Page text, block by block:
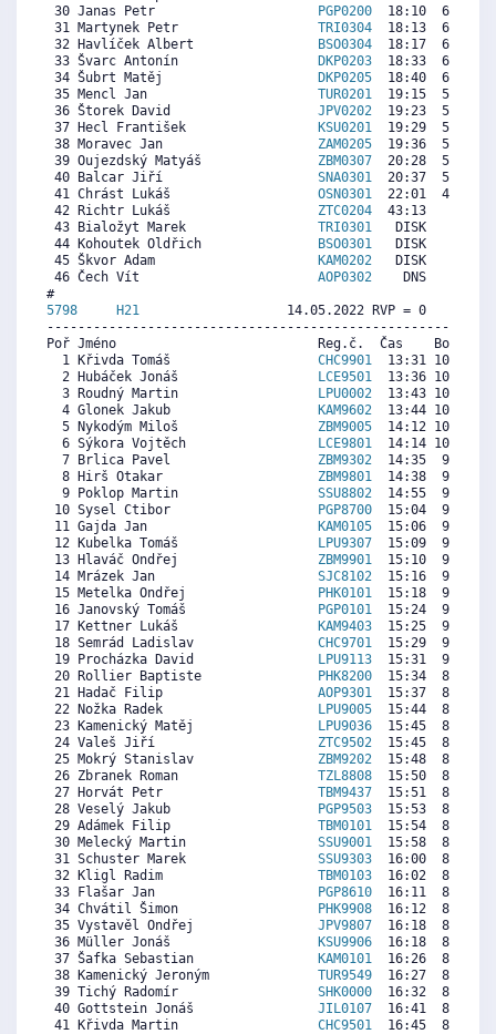
30 Janas Petr
PGP0200
18:10  6402
31 Martynek Petr TRI0304
18:13  6374
32 Havlíček Albert
BSO0304
18:17  6337
33 Švarc Antonín
DKP0203
18:33  6188
34 Šubrt Matěj
DKP0205
18:40  6123
35 Mencl Jan TUR0201
19:15  5798
36 Štorek David JPV0202
19:23  5723
37 Hecl František
KSU0201
19:29  5667
38 Moravec Jan ZAM0205
19:36  5602
39 Oujezdský Matyáš ZBM0307
20:28  5119
40 Balcar Jiří SNA0301
20:37  5035
41 Chrást Lukáš OSN0301
22:01  4254
42 Richtr Lukáš ZTC0204
43:13     0
43 Bialožyt Marek TRI0301
DISK     0
44 Kohoutek Oldřich
BSO0301
DISK     0
45 Škvor Adam
KAM0202
DISK     0
46 Čech Vít AOP0302
DNS     0
5798
H21
14.05.2022 RVP = 0     IP
Poř Jméno                          Reg.č.  Čas    Body
  1 Křivda Tomáš
CHC9901
13:31 10553
  2 Hubáček Jonáš
LCE9501
13:36 10489
  3 Roudný Martin
LPU0002
13:43 10399
  4 Glonek Jakub
KAM9602
13:44 10386
  5 Nykodým Miloš
ZBM9005
14:12 10027
  6 Sýkora Vojtěch
LCE9801
14:14 10001
  7 Brlica Pavel
ZBM9302
14:35  9732
  8 Hirš Otakar
ZBM9801
14:38  9693
  9 Poklop Martin
SSU8802
14:55  9475
10 Sysel Ctibor
PGP8700
15:04  9360
11 Gajda Jan
KAM0105
15:06  9334
12 Kubelka Tomáš
LPU9307
15:09  9296
13 Hlaváč Ondřej ZBM9901
15:10  9283
14 Mrázek Jan SJC8102
15:16  9206
15 Metelka Ondřej
PHK0101
15:18  9180
16 Janovský Tomáš
PGP0101
15:24  9103
17 Kettner Lukáš
KAM9403
15:25  9090
18 Semrád Ladislav CHC9701
15:29  9039
19 Procházka David
LPU9113
15:31  9013
20 Rollier Baptiste
PHK8200
15:34  8975
21 Hadač Filip AOP9301
15:37  8936
22 Nožka Radek
LPU9005
15:44  8846
23 Kamenický Matěj
LPU9036
15:45  8834
24 Valeš Jiří ZTC9502
15:45  8834
25 Mokrý Stanislav ZBM9202
15:48  8795
26 Zbranek Roman TZL8808
15:50  8769
27 Horvát Petr TBM9437
15:51  8757
28 Veselý Jakub
PGP9503
15:53  8731
29 Adámek Filip TBM0101
15:54  8718
30 Melecký Martin SSU9001
15:58  8667
31 Schuster Marek SSU9303
16:00  8641
32 Kligl Radim TBM0103
16:02  8615
33 Flašar Jan
PGP8610
16:11  8500
34 Chvátil Šimon
PHK9908
16:12  8487
35 Vystavěl Ondřej JPV9807
16:18  8410
36 Müller Jonáš
KSU9906
16:18  8410
37 Šafka Sebastian
KAM0101
16:26  8307
38 Kamenický Jeroným TUR9549
16:27  8295
39 Tichý Radomír SHK0000
16:32  8230
40 Gottstein Jonáš JIL0107
16:41  8115
41 Křivda Martin CHC9501
16:45  8064